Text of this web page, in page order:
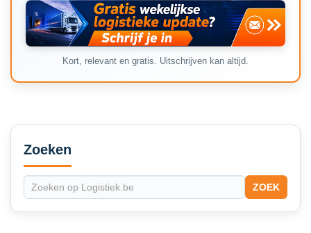
Kort, relevant en gratis. Uitschrijven kan altijd.
Secondary
Sidebar
Zoeken
ZOEK